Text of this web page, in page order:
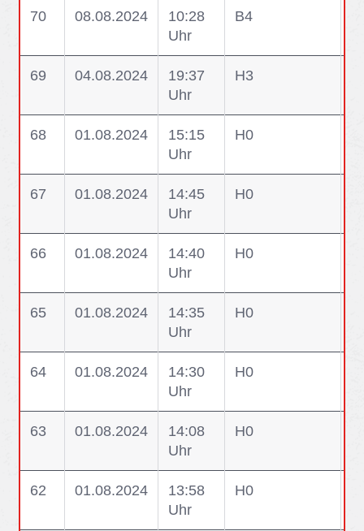
70 08.08.2024
10:28
Uhr
B4
69 04.08.2024
19:37
Uhr
H3
68 01.08.2024
15:15
Uhr
H0
67 01.08.2024
14:45
Uhr
H0
66 01.08.2024
14:40
Uhr
H0
65 01.08.2024
14:35
Uhr
H0
64 01.08.2024
14:30
Uhr
H0
63 01.08.2024
14:08
Uhr
H0
62 01.08.2024
13:58
Uhr
H0